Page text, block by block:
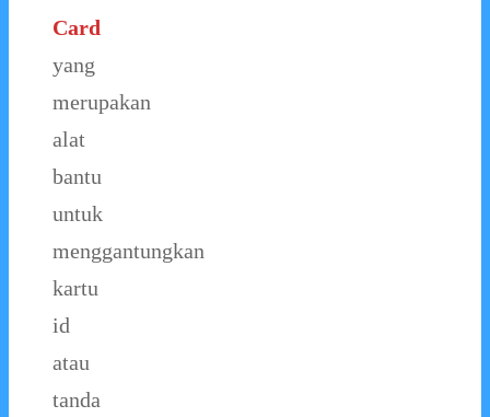
Card
yang
merupakan
alat
bantu
untuk
menggantungkan
kartu
id
atau
tanda